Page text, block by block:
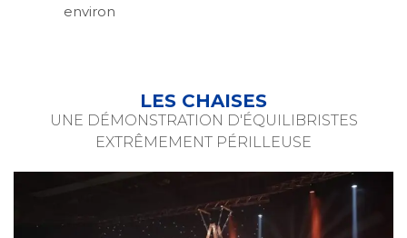
environ
LES CHAISES
UNE DÉMONSTRATION D'ÉQUILIBRISTES
EXTRÊMEMENT PÉRILLEUSE